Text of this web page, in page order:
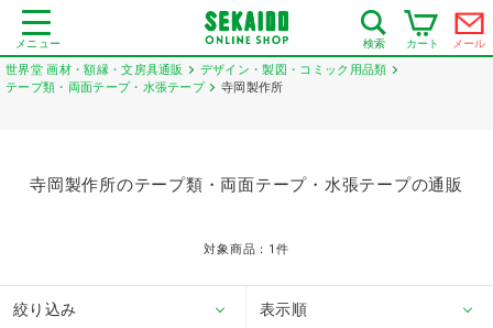
メニュー 検索 カート メール
世界堂 画材・額縁・文房具通販
デザイン・製図・コミック用品類
テープ類・両面テープ・水張テープ
寺岡製作所
寺岡製作所のテープ類・両面テープ・水張テープの通販
対象商品： 1 件
絞り込み 表示順